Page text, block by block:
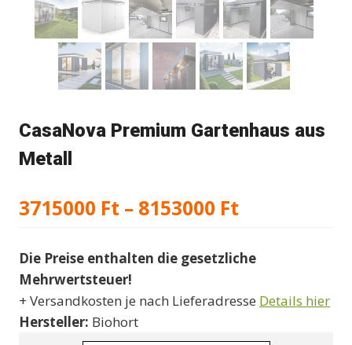
CasaNova Premium Gartenhaus aus
Metall
3715000 Ft – 8153000 Ft
bis
8153000 Ft
Die Preise enthalten die gesetzliche
Mehrwertsteuer!
+ Versandkosten je nach Lieferadresse Details hier
Hersteller: Biohort